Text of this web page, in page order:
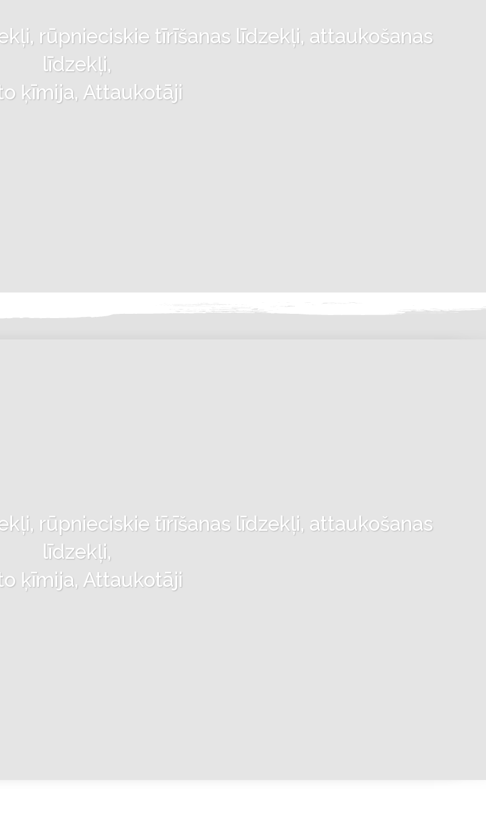
rūpnieciskie tīrīšanas līdzekļi, attaukošanas
līdzekļi,
ķīmija, Attaukotāji
rūpnieciskie tīrīšanas līdzekļi, attaukošanas
līdzekļi,
ķīmija, Attaukotāji